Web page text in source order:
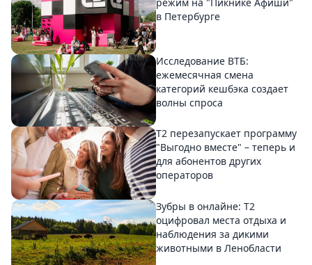
в Петербурге
Исследование ВТБ:
ежемесячная смена
категорий кешбэка создает
волны спроса
Т2 перезапускает программу
"Выгодно вместе" – теперь и
для абонентов других
операторов
Зубры в онлайне: Т2
оцифровал места отдыха и
наблюдения за дикими
животными в Ленобласти